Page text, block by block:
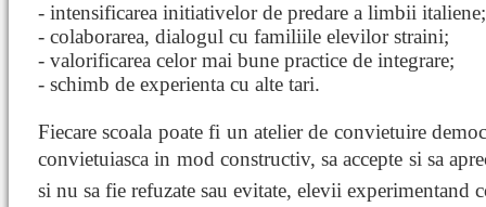
- intensificarea initiativelor de predare a limbii italiene;
- colaborarea, dialogul cu familiile elevilor straini;
- valorificarea celor mai bune practice de integrare;
- schimb de experienta cu alte tari.
Fiecare scoala poate fi un atelier de convietuire
convietuiasca in mod constructiv, sa accepte si sa
si nu sa fie refuzate sau evitate, elevii experimentand